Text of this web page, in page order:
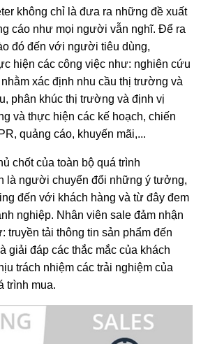
không chỉ là đưa ra những đề xuất
cáo như mọi người vẫn nghĩ. Để ra
đó đến với người tiêu dùng,
hiện các công việc như: nghiên cứu
xác định nhu cầu thị trường và
phân khúc thị trường và định vị
và thực hiện các kế hoạch, chiến
quảng cáo, khuyến mãi,...
chốt của toàn bộ quá trình
là người chuyển đổi những ý tưởng,
đến với khách hàng và từ đây đem
nghiệp. Nhân viên sale đảm nhận
truyền tải thông tin sản phẩm đến
giải đáp các thắc mắc của khách
trách nhiệm các trải nghiệm của
trình mua.